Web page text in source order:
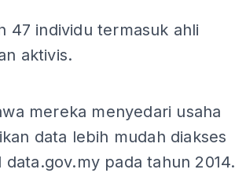
47 individu termasuk ahli
aktivis.
mereka menyedari usaha
data lebih mudah diakses
pada tahun 2014.